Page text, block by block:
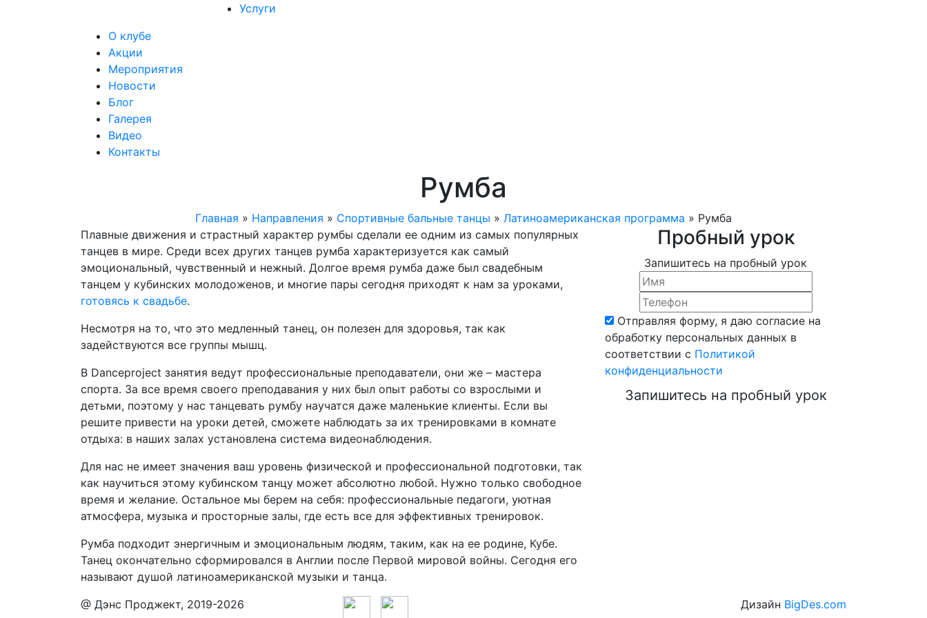
Услуги
О клубе
Акции
Мероприятия
Новости
Блог
Галерея
Видео
Контакты
Румба
Главная » Направления » Спортивные бальные танцы » Латиноамериканская программа » Румба
Плавные движения и страстный характер румбы сделали ее одним из самых популярных
танцев в мире. Среди всех других танцев румба характеризуется как самый
эмоциональный, чувственный и нежный. Долгое время румба даже был свадебным
танцем у кубинских молодоженов, и многие пары сегодня приходят к нам за уроками,
готовясь к свадьбе.
Несмотря на то, что это медленный танец, он полезен для здоровья, так как
задействуются все группы мышц.
В Danceproject занятия ведут профессиональные преподаватели, они же – мастера
спорта. За все время своего преподавания у них был опыт работы со взрослыми и
детьми, поэтому у нас танцевать румбу научатся даже маленькие клиенты. Если вы
решите привести на уроки детей, сможете наблюдать за их тренировками в комнате
отдыха: в наших залах установлена система видеонаблюдения.
Для нас не имеет значения ваш уровень физической и профессиональной подготовки, так
как научиться этому кубинском танцу может абсолютно любой. Нужно только свободное
время и желание. Остальное мы берем на себя: профессиональные педагоги, уютная
атмосфера, музыка и просторные залы, где есть все для эффективных тренировок.
Румба подходит энергичным и эмоциональным людям, таким, как на ее родине, Кубе.
Танец окончательно сформировался в Англии после Первой мировой войны. Сегодня его
называют душой латиноамериканской музыки и танца.
Пробный урок
Запишитесь на пробный урок
Отправляя форму, я даю согласие на
обработку персональных данных в
соответствии с Политикой
конфиденциальности
Запишитесь на пробный урок
@ Дэнс Проджект, 2019-2026 Дизайн BigDes.com